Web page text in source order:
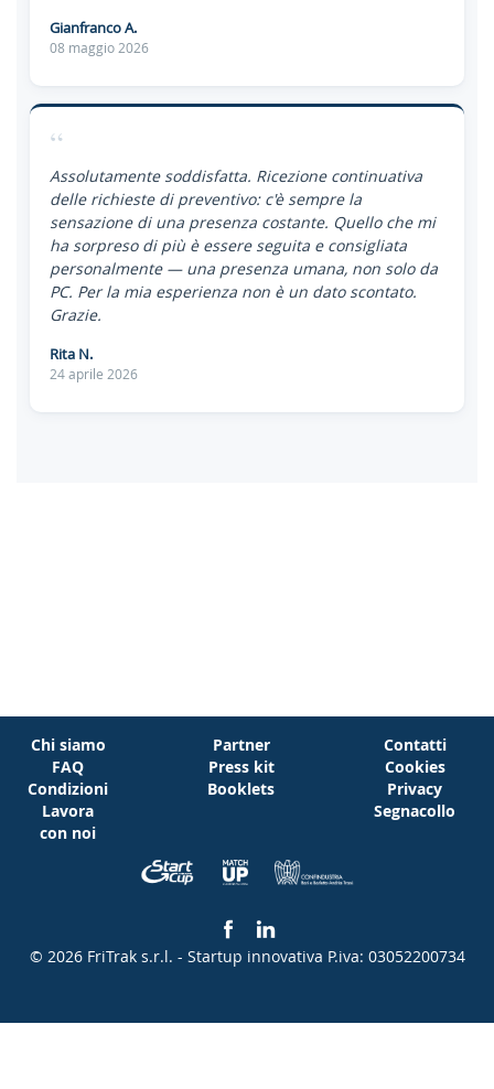
Gianfranco A.
08 maggio 2026
“
Assolutamente soddisfatta. Ricezione continuativa
delle richieste di preventivo: c'è sempre la
sensazione di una presenza costante. Quello che mi
ha sorpreso di più è essere seguita e consigliata
personalmente — una presenza umana, non solo da
PC. Per la mia esperienza non è un dato scontato.
Grazie.
Rita N.
24 aprile 2026
Chi siamo
FAQ
Condizioni
Lavora
con noi
Partner
Press kit
Booklets
Contatti
Cookies
Privacy
Segnacollo
© 2026 FriTrak s.r.l. - Startup innovativa P.iva: 03052200734